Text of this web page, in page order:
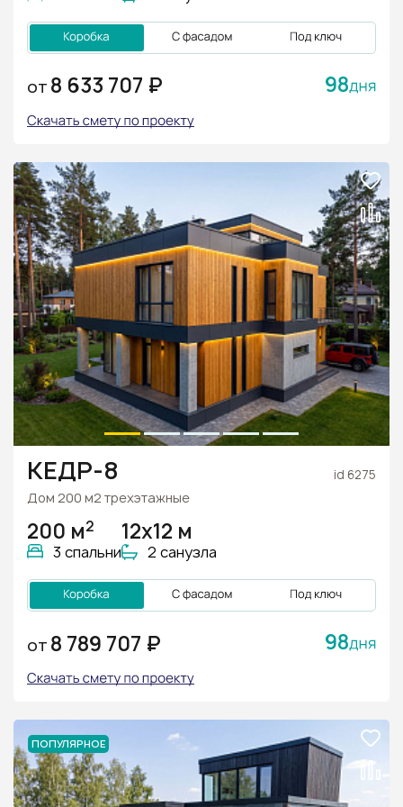
ОТ 8 633 707 ₽ 98
КЕДР-8 id 6275
Дом 200 м2 трехэтажные
200 м2
3 спальни
12х12 м
2 санузла
ОТ 8 789 707 ₽ 98
ПОПУЛЯРНОЕ